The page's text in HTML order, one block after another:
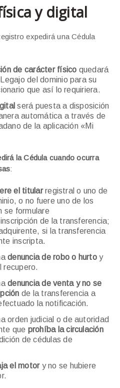
y digital
expedirá una Cédula
de carácter físico quedará
del dominio para su
que así lo requiriera.
será puesta a disposición
automática a través de
de la aplicación «Mi
la Cédula cuando ocurra
:
el titularregistral o uno de
o no fuere uno de los
se formulare
de la transferencia;
si la transferencia
inscripta.
denuncia de robo o hurtoy
recupero.
denuncia de venta y no se
de la transferencia a
la notificación.
orden judicial o de autoridad
que prohíba la circulación
de cédulas de
el motory no se hubiere